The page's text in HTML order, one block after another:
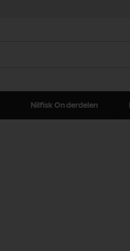
Nilfisk Onderdelen